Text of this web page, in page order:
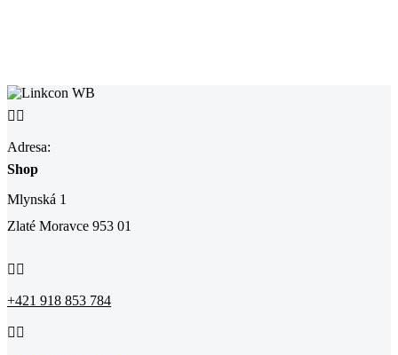
 
Adresa:
Shop
Mlynská 1
Zlaté Moravce 953 01
 
+421 918 853 784
 